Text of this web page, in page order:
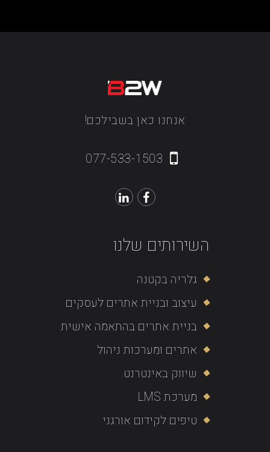
אנחנו כאן בשבילכם!
077-533-1503
השירותים שלנו
גלריה בקטנה
עיצוב ובניית אתרים לעסקים
בניית אתרים בהתאמה אישית
אתרים ומערכות ניהול
שיווק באינטרנט
מערכת LMS
טיפים לקידום אורגני